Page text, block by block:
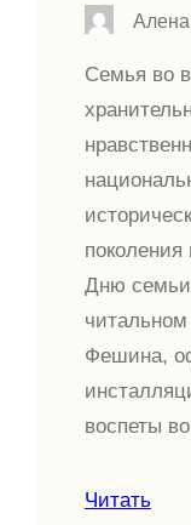
Семья во
Дню
Фешина,
воспеты
Читать